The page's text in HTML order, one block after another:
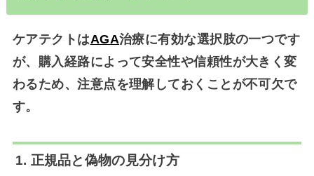
ケアテクトはAGA治療に有効な選択肢の一つです
が、 購入経路によって安全性や信頼性が大きく変
わるため、注意点を理解しておくことが不可欠で
す。
1. 正規品と偽物の見分け方